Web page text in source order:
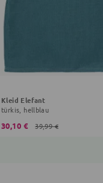
Kleid Elefant
türkis, hellblau
30,10 € 39,99 €